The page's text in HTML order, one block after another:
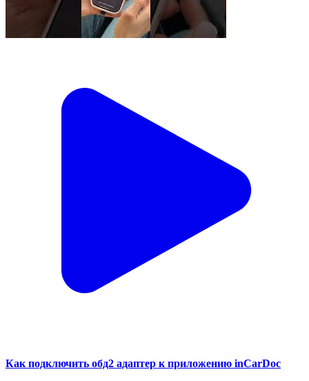
Как подключить обд2 адаптер к приложению inCarDoc